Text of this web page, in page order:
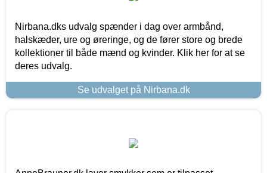
Nirbana.dks udvalg spænder i dag over armbånd,
halskæder, ure og øreringe, og de fører store og brede
kollektioner til både mænd og kvinder. Klik her for at se
deres udvalg.
Se udvalget på Nirbana.dk